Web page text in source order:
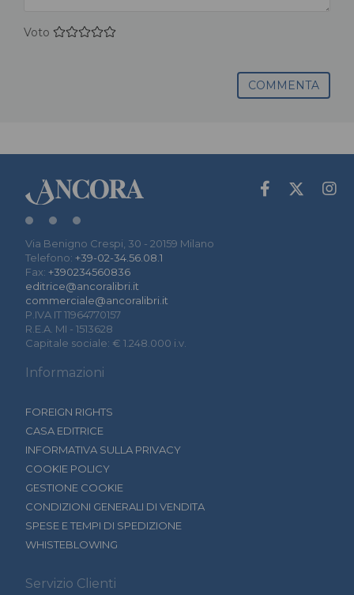
Voto
COMMENTA
Via Benigno Crespi, 30 - 20159 Milano
Telefono: +39-02-34.56.08.1
Fax: +390234560836
editrice@ancoralibri.it
commerciale@ancoralibri.it
P.IVA IT 11964770157
R.E.A. MI - 1513628
Capitale sociale: € 1.248.000 i.v.
Informazioni
FOREIGN RIGHTS
CASA EDITRICE
INFORMATIVA SULLA PRIVACY
COOKIE POLICY
GESTIONE COOKIE
CONDIZIONI GENERALI DI VENDITA
SPESE E TEMPI DI SPEDIZIONE
WHISTEBLOWING
Servizio Clienti